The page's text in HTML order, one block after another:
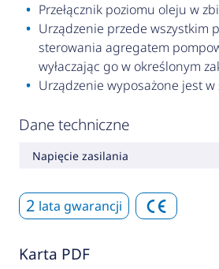
Przełącznik poziomu oleju w
Urządzenie przede wszystkim
sterowania agregatem
wyłaczając go w określonym
Urządzenie wyposażone jest
Dane techniczne
Napięcie zasilania
2 lata gwarancji
Karta PDF